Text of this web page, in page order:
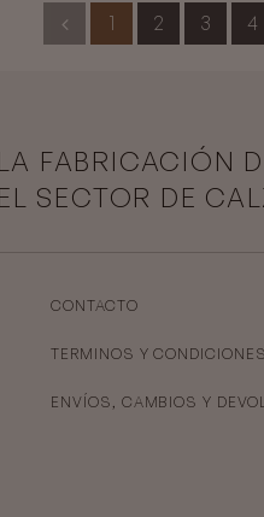
1 2 3 4
FABRICACIÓN
SECTOR DE
CONTACTO
TERMINOS Y CONDICIONES
ENVÍOS, CAMBIOS Y